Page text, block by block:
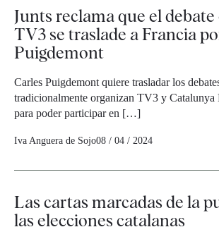
Junts reclama que el
TV3 se traslade a Francia
Puigdemont
Carles Puigdemont quiere trasladar los
tradicionalmente organizan TV3 y Catalunya
para poder participar en […]
Iva Anguera de Sojo08 / 04 / 2024
Las cartas marcadas de la
las elecciones catalanas